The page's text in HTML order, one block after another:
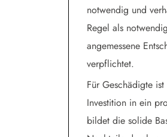
notwendig und
Regel als
angemessene
verpflichtet.
Für Geschädigte
Investition in ein
bildet die solide